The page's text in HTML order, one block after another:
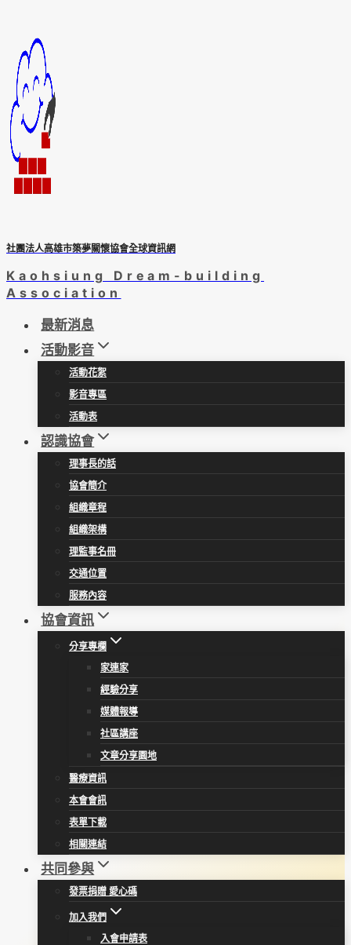
content
社團法人高雄市築夢關懷協會全球資訊網
Kaohsiung Dream-building
Association
最新消息
活動影音
活動花絮
影音專區
活動表
認識協會
理事長的話
協會簡介
組織章程
組織架構
理監事名冊
交通位置
服務內容
協會資訊
分享專欄
家連家
經驗分享
媒體報導
社區講座
文章分享園地
醫療資訊
本會會訊
表單下載
相關連結
共同參與
發票捐贈 愛心碼
加入我們
入會申請表